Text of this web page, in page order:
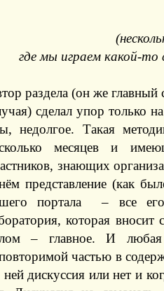
где мы играем какой-то
раздела (он же главный
сделал упор только
недолгое. Такая
месяцев и
знающих
представление (как
портала – все
которая
– главное. И любая
частью в
дискуссия или нет и